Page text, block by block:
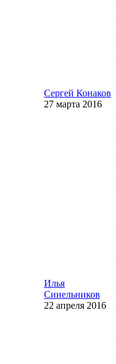
Сергей Конаков
27 марта 2016
Илья
Синельников
22 апреля 2016